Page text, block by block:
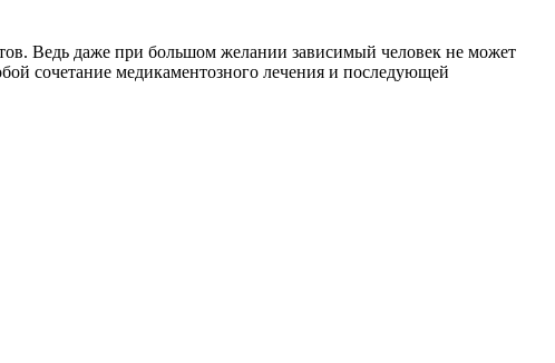
Ведь даже при большом желании зависимый человек не может
сочетание медикаментозного лечения и последующей